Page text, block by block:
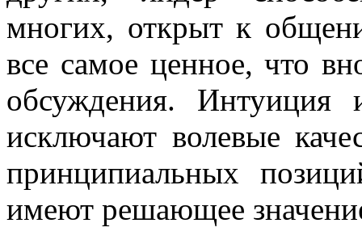
многих, открыт к
все самое ценное, что
обсуждения.
исключают волевые
принципиальных
имеют решающее